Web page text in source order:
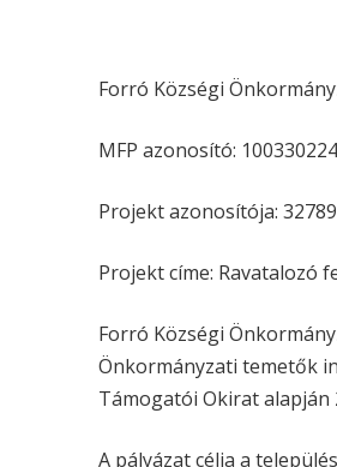
Forró Községi
MFP azonosító:
Projekt azonosítója:
Projekt címe: Ravatalozó
Forró Községi
Önkormányzati temetők
Támogatói Okirat alapján
A pályázat célja a